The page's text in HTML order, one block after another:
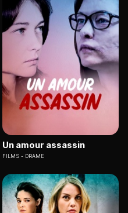
Un amour assassin
FILMS DRAME